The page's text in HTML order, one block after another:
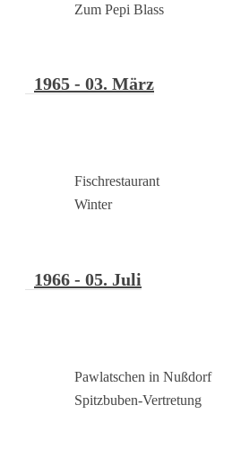
Zum Pepi Blass
1965 - 03. März
Fischrestaurant
Winter
1966 - 05. Juli
Pawlatschen in Nußdorf
Spitzbuben-Vertretung